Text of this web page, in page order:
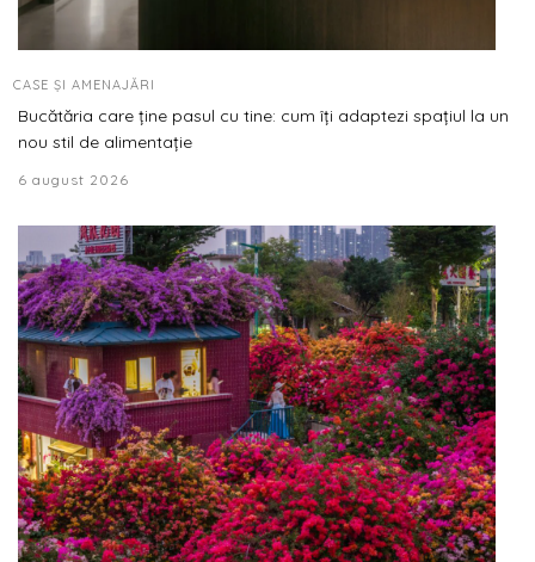
CASE ȘI AMENAJĂRI
Bucătăria care ține pasul cu tine: cum îți adaptezi spațiul la un
nou stil de alimentație
6 august 2026